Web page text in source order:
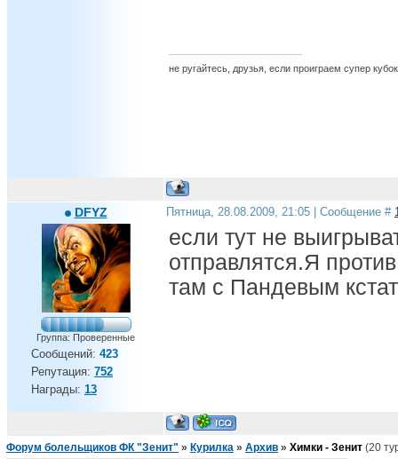
не ругайтесь, друзья, если проиграем супер
DFYZ
Группа: Проверенные
Сообщений: 423
Репутация: 752
Награды: 13
Пятница, 28.08.2009, 21:05 | Сообщение #
если тут не
отправлятся.Я
там с Пандевым
Форум болельщиков ФК "Зенит" » Курилка » Архив » Химки - Зенит (20